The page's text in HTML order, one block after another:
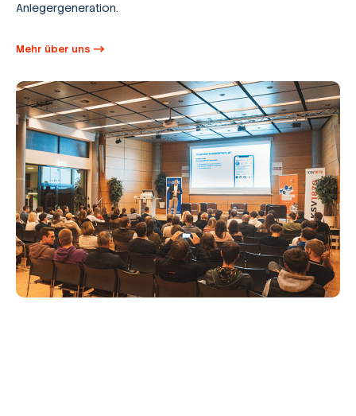
Anlegergeneration.
Mehr über uns